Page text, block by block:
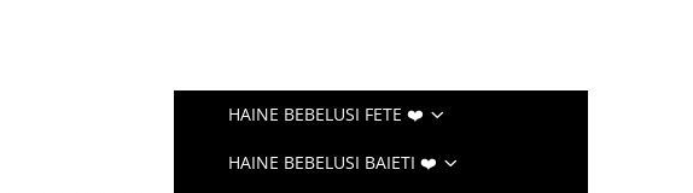
HAINE BEBELUSI FETE ❤️
HAINE BEBELUSI BAIETI ❤️